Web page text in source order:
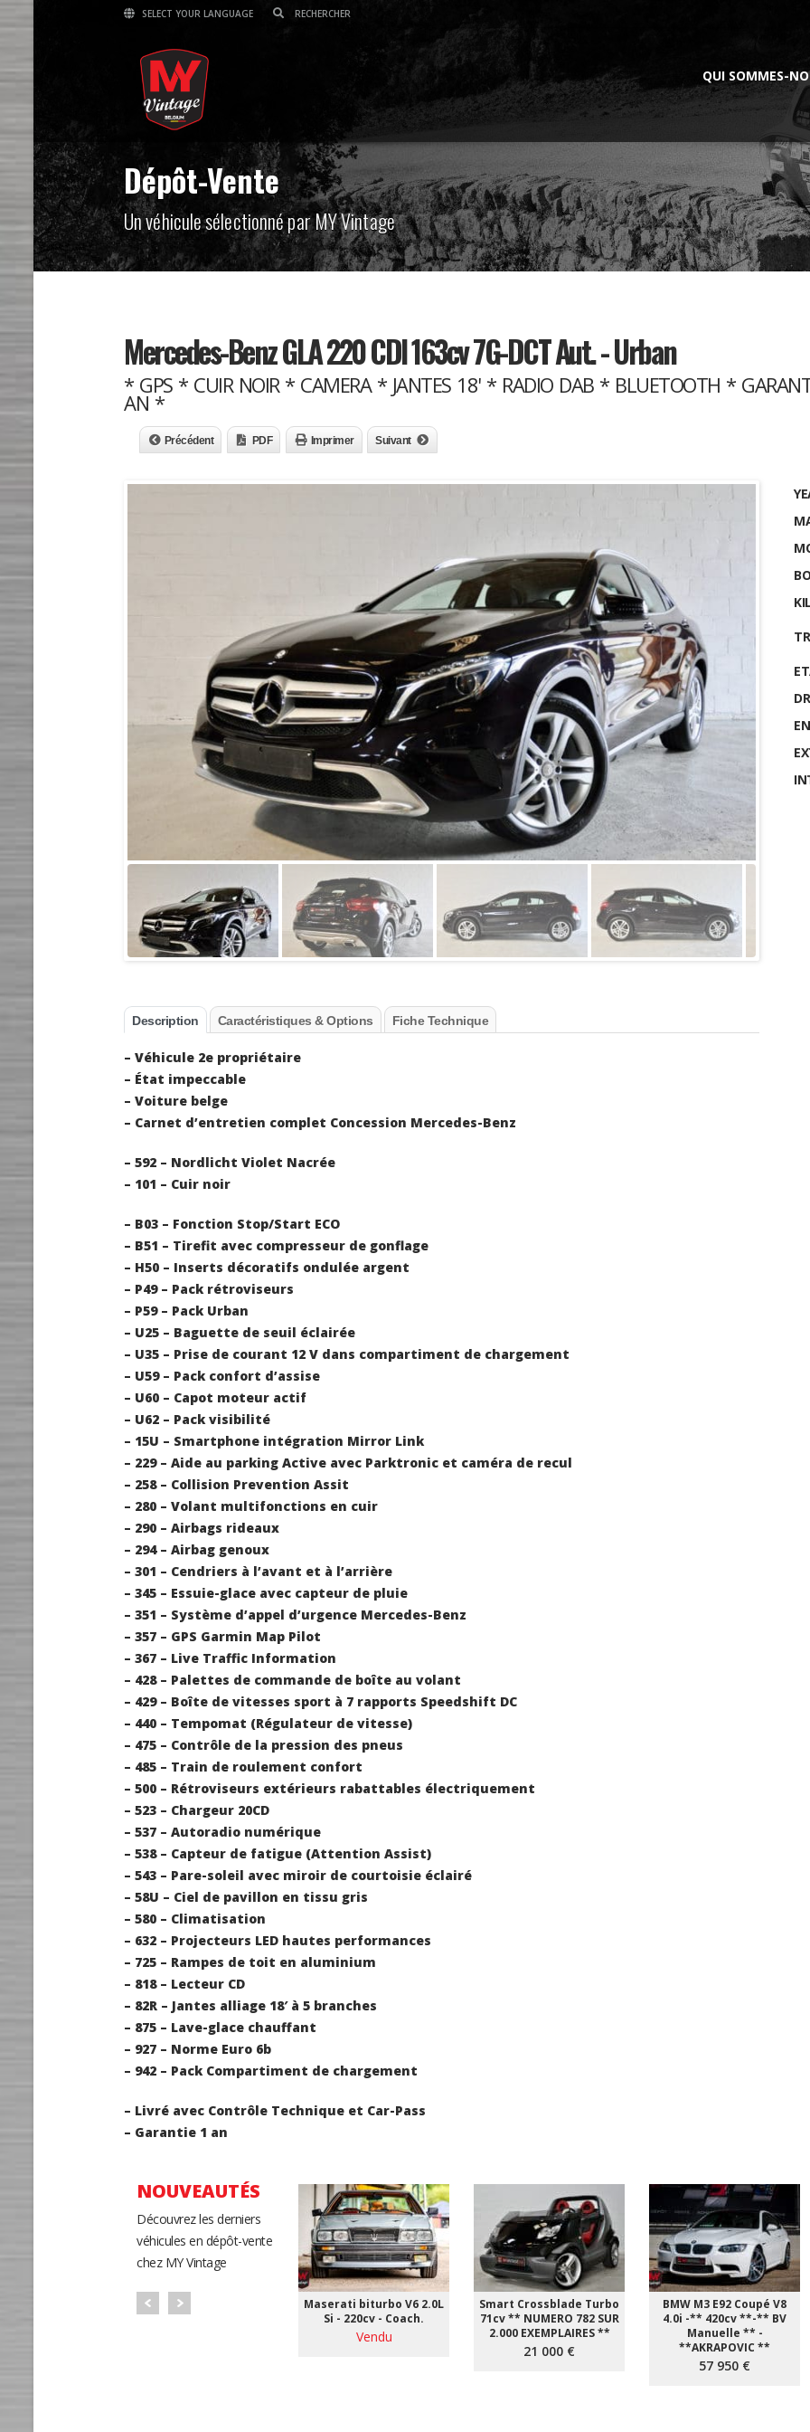
SELECT YOUR LANGUAGE
QUI SOMMES-
Dépôt-Vente
Un véhicule sélectionné par MY Vintage
Mercedes-Benz GLA 220 CDI 163cv 7G-DCT Aut. - Urban
* GPS * CUIR NOIR * CAMERA * JANTES 18' * RADIO DAB * BLUETOOTH *
AN *
Précédent PDF Imprimer Suivant
Description Caractéristiques & Options Fiche Technique
– Véhicule 2e propriétaire
– État impeccable
– Voiture belge
– Carnet d’entretien complet Concession Mercedes-Benz
– 592 – Nordlicht Violet Nacrée
– 101 – Cuir noir
– B03 – Fonction Stop/Start ECO
– B51 – Tirefit avec compresseur de gonflage
– H50 – Inserts décoratifs ondulée argent
– P49 – Pack rétroviseurs
– P59 – Pack Urban
– U25 – Baguette de seuil éclairée
– U35 – Prise de courant 12 V dans compartiment de chargement
– U59 – Pack confort d’assise
– U60 – Capot moteur actif
– U62 – Pack visibilité
– 15U – Smartphone intégration Mirror Link
– 229 – Aide au parking Active avec Parktronic et caméra de recul
– 258 – Collision Prevention Assit
– 280 – Volant multifonctions en cuir
– 290 – Airbags rideaux
– 294 – Airbag genoux
– 301 – Cendriers à l’avant et à l’arrière
– 345 – Essuie-glace avec capteur de pluie
– 351 – Système d’appel d’urgence Mercedes-Benz
– 357 – GPS Garmin Map Pilot
– 367 – Live Traffic Information
– 428 – Palettes de commande de boîte au volant
– 429 – Boîte de vitesses sport à 7 rapports Speedshift DC
– 440 – Tempomat (Régulateur de vitesse)
– 475 – Contrôle de la pression des pneus
– 485 – Train de roulement confort
– 500 – Rétroviseurs extérieurs rabattables électriquement
– 523 – Chargeur 20CD
– 537 – Autoradio numérique
– 538 – Capteur de fatigue (Attention Assist)
– 543 – Pare-soleil avec miroir de courtoisie éclairé
– 58U – Ciel de pavillon en tissu gris
– 580 – Climatisation
– 632 – Projecteurs LED hautes performances
– 725 – Rampes de toit en aluminium
– 818 – Lecteur CD
– 82R – Jantes alliage 18′ à 5 branches
– 875 – Lave-glace chauffant
– 927 – Norme Euro 6b
– 942 – Pack Compartiment de chargement
– Livré avec Contrôle Technique et Car-Pass
– Garantie 1 an
NOUVEAUTÉS
Découvrez les derniers
véhicules en dépôt-vente
chez MY Vintage
Maserati biturbo V6 2.0L
Si - 220cv - Coach.
Vendu
Smart Crossblade Turbo
71cv ** NUMERO 782 SUR
2.000 EXEMPLAIRES **
21 000 €
BMW M3 E92 Coupé V8
4.0i -** 420cv **-** BV
Manuelle ** -
**AKRAPOVIC **
57 950 €